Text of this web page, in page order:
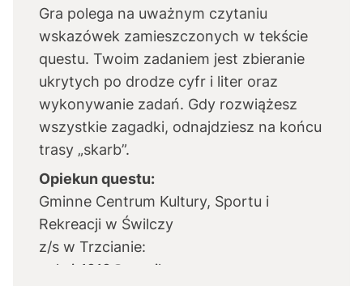
Gra polega na uważnym czytaniu
wskazówek zamieszczonych w tekście
questu. Twoim zadaniem jest zbieranie
ukrytych po drodze cyfr i liter oraz
wykonywanie zadań. Gdy rozwiążesz
wszystkie zagadki, odnajdziesz na końcu
trasy „skarb”.
Opiekun questu:
Gminne Centrum Kultury, Sportu i
Rekreacji w Świlczy
z/s w Trzcianie:
gcksir1212@gmail.com